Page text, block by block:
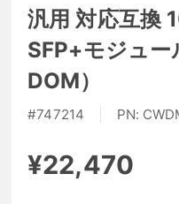
汎用 対応互換
SFP+モジュ
DOM）
#747214 PN:
¥22,470